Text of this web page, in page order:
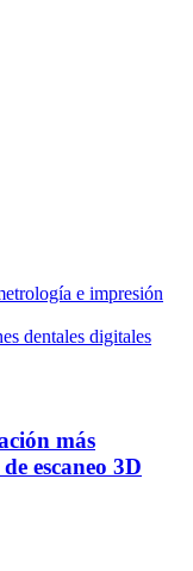
e impresión
dentales digitales
más
escaneo 3D